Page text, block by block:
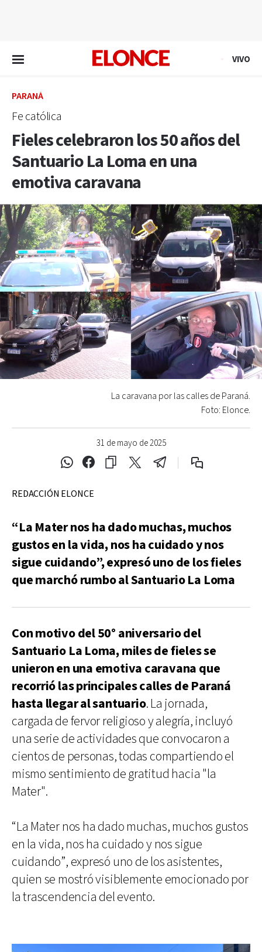
VIVO
PARANÁ
Fe católica
Fieles celebraron los 50 años del
Santuario La Loma en una
emotiva caravana
31 de mayo de 2025
La caravana por las calles de Paraná.
Foto: Elonce.
REDACCIÓN ELONCE
“La Mater nos ha dado muchas, muchos
gustos en la vida, nos ha cuidado y nos
sigue cuidando”, expresó uno de los fieles
que marchó rumbo al Santuario La Loma
Con motivo del 50° aniversario del
Santuario La Loma, miles de fieles se
unieron en una emotiva caravana que
recorrió las principales calles de Paraná
hasta llegar al santuario. La jornada,
cargada de fervor religioso y alegría, incluyó
una serie de actividades que convocaron a
cientos de personas, todas compartiendo el
mismo sentimiento de gratitud hacia "la
Mater".
“La Mater nos ha dado muchas, muchos gustos
en la vida, nos ha cuidado y nos sigue
cuidando”, expresó uno de los asistentes,
quien se mostró visiblemente emocionado por
la trascendencia del evento.